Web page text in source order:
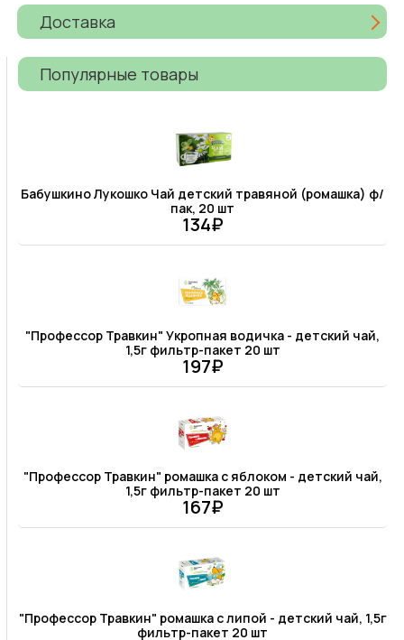
Доставка
Популярные товары
Бабушкино Лукошко Чай детский травяной (ромашка) ф/
пак, 20 шт
134₽
"Профессор Травкин" Укропная водичка - детский чай,
1,5г фильтр-пакет 20 шт
197₽
"Профессор Травкин" ромашка с яблоком - детский чай,
1,5г фильтр-пакет 20 шт
167₽
"Профессор Травкин" ромашка с липой - детский чай, 1,5г
фильтр-пакет 20 шт